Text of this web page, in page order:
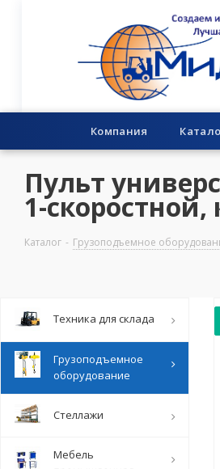
Компания
Пульт
1-
Каталог - Грузоподъемное
Техника для склада
Грузоподъемное
оборудование
Стеллажи
Мебель